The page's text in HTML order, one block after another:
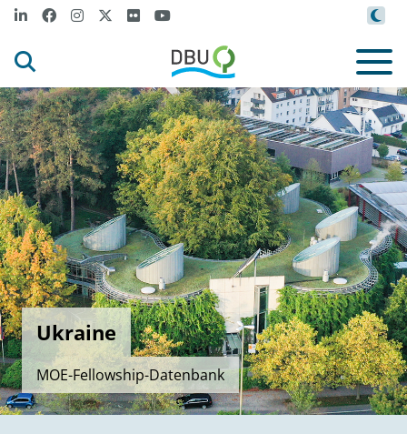
Ukraine
MOE-Fellowship-Datenbank